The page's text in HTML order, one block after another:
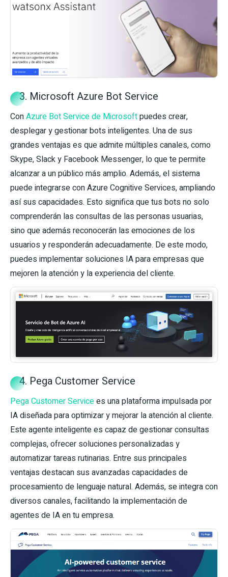
3. Microsoft Azure Bot Service
ConAzure Bot Service de Microsoftpuedes crear,
desplegar y gestionar bots inteligentes. Una de sus
grandes ventajas es que admite múltiples canales, como
Skype, Slack y Facebook Messenger, lo que te permite
alcanzar a un público más amplio. Además, el sistema
puede integrarse con Azure Cognitive Services, ampliando
así sus capacidades. Esto significa que tus bots no solo
comprenderán las consultas de las personas usuarias,
sino que además reconocerán las emociones de los
usuarios y responderán adecuadamente. De este modo,
puedes implementar soluciones IA para empresas que
mejoren la atención y la experiencia del cliente.
4. Pega Customer Service
Pega Customer Servicees una plataforma impulsada por
IA diseñada para optimizar y mejorar la atención al cliente.
Este agente inteligente es capaz de gestionar consultas
complejas, ofrecer soluciones personalizadas y
automatizar tareas rutinarias. Entre sus principales
ventajas destacan sus avanzadas capacidades de
procesamiento de lenguaje natural. Además, se integra con
diversos canales, facilitando la implementación de
agentes de IA en tu empresa.